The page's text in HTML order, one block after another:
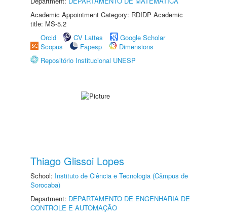
Academic Appointment Category: RDIDP Academic
title: MS-5.2
Orcid
CV Lattes
Google Scholar
Scopus
Fapesp
Dimensions
Repositório Institucional UNESP
Thiago Glissoi Lopes
School: Instituto de Ciência e Tecnologia (Câmpus de
Sorocaba)
Department: DEPARTAMENTO DE ENGENHARIA DE
CONTROLE E AUTOMAÇÃO